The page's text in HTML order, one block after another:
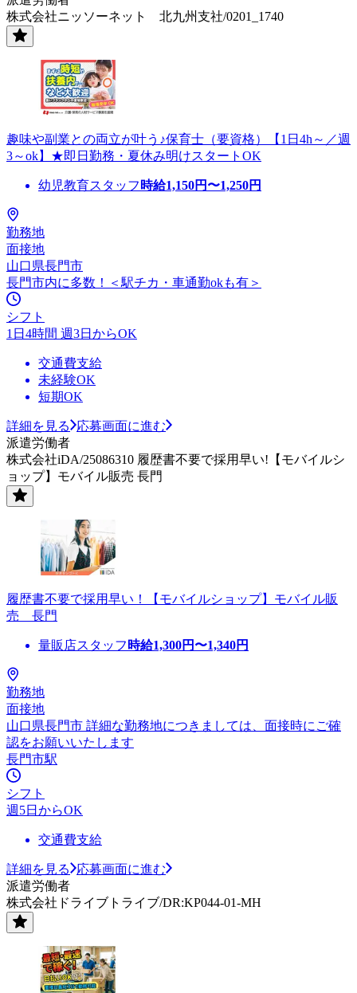
株式会社ニッソーネット 北九州支社/0201_1740
趣味や副業との両立が叶う♪保育士（要資格）【1日4h～／週
3～ok】★即日勤務・夏休み明けスタートOK
幼児教育スタッフ 時給1,150円〜1,250円
勤務地
面接地
山口県長門市
長門市内に多数！＜駅チカ・車通勤okも有＞
シフト
1日4時間 週3日からOK
交通費支給
未経験OK
短期OK
詳細を見る
応募画面に進む
派遣労働者
株式会社iDA/25086310 履歴書不要で採用早い!【モバイルシ
ョップ】モバイル販売 長門
履歴書不要で採用早い！【モバイルショップ】モバイル販
売 長門
量販店スタッフ 時給1,300円〜1,340円
勤務地
面接地
山口県長門市 詳細な勤務地につきましては、面接時にご確
認をお願いいたします
長門市駅
シフト
週5日からOK
交通費支給
詳細を見る
応募画面に進む
派遣労働者
株式会社ドライブトライブ/DR:KP044-01-MH